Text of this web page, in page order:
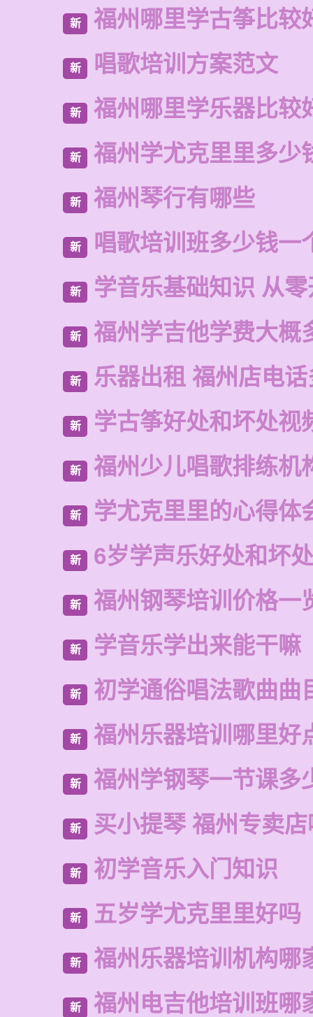
新 福州哪里学古筝比较
新 唱歌培训方案范文
新 福州哪里学乐器比较
新 福州学尤克里里多少
新 福州琴行有哪些
新 唱歌培训班多少钱一
新 学音乐基础知识 从
新 福州学吉他学费大概
新 乐器出租 福州店电
新 学古筝好处和坏处视
新 福州少儿唱歌排练机
新 学尤克里里的心得体
新 6岁学声乐好处和坏处
新 福州钢琴培训价格一
新 学音乐学出来能干嘛
新 初学通俗唱法歌曲曲
新 福州乐器培训哪里好
新 福州学钢琴一节课多
新 买小提琴 福州专卖
新 初学音乐入门知识
新 五岁学尤克里里好吗
新 福州乐器培训机构哪
新 福州电吉他培训班哪